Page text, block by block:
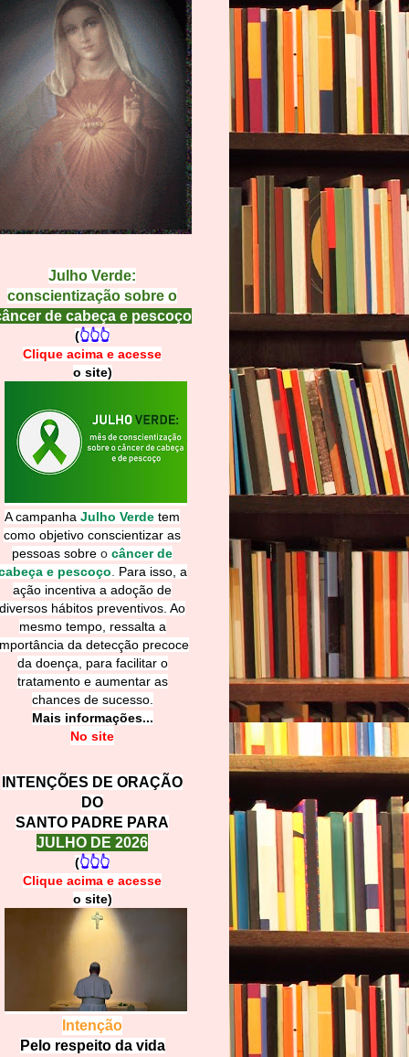
Julho Verde:
conscientização sobre o
de cabeça e pescoço
(👆👆👆
Clique acima e acesse
o site)
A campanha Julho Verde tem
como objetivo conscientizar as
pessoas sobre o câncer de
e pescoço
Para isso, a
ação incentiva a adoção de
diversos hábitos preventivos. Ao
mesmo tempo, ressalta a
da detecção precoce
da doença, para facilitar o
tratamento e aumentar as
chances de sucesso.
Mais informações...
No site
INTENÇÕES DE ORAÇÃO
DO
SANTO PADRE PARA
JULHO DE 2026
(👆👆👆
Clique acima e acesse
o site)
Intenção
Pelo respeito da vida